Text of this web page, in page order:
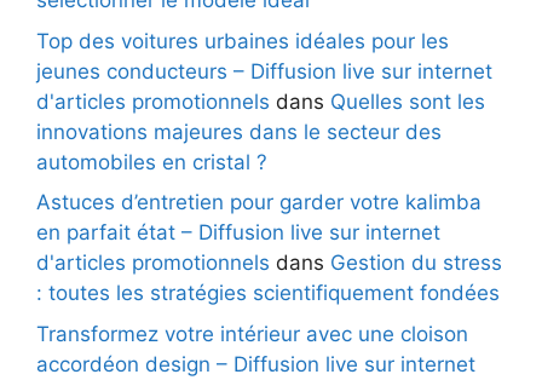
Top des voitures urbaines idéales pour les
jeunes conducteurs – Diffusion live sur internet
d'articles promotionnels dans Quelles sont les
innovations majeures dans le secteur des
automobiles en cristal ?
Astuces d’entretien pour garder votre kalimba
en parfait état – Diffusion live sur internet
d'articles promotionnels dans Gestion du stress
: toutes les stratégies scientifiquement fondées
Transformez votre intérieur avec une cloison
accordéon design – Diffusion live sur internet